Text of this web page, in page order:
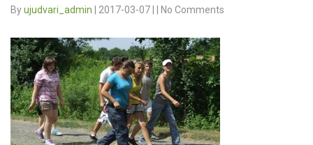
Byujudvari_admin 2017-03-07 No Comments